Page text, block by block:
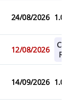
24/08/2026
12/08/2026
14/09/2026